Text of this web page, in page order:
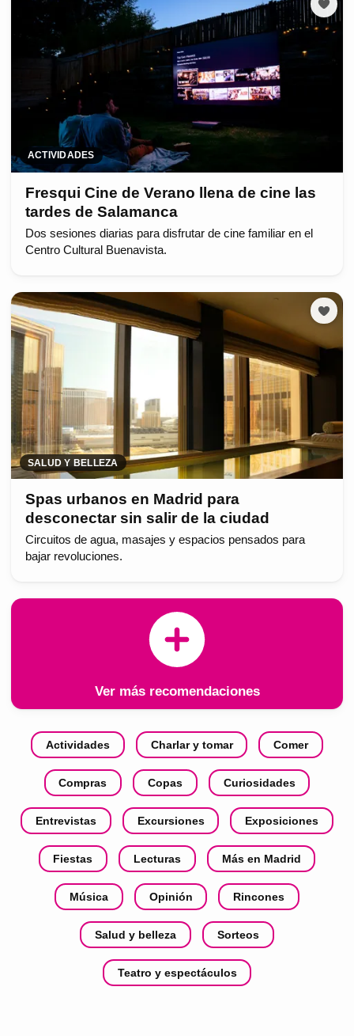
ACTIVIDADES
Fresqui Cine de Verano llena de cine las
tardes de Salamanca
Dos sesiones diarias para disfrutar de cine familiar en el
Centro Cultural Buenavista.
SALUD Y BELLEZA
Spas urbanos en Madrid para
desconectar sin salir de la ciudad
Circuitos de agua, masajes y espacios pensados para
bajar revoluciones.
Ver más recomendaciones
Actividades Charlar y tomar Comer
Compras Copas Curiosidades
Entrevistas Excursiones Exposiciones
Fiestas Lecturas Más en Madrid
Música Opinión Rincones
Salud y belleza Sorteos
Teatro y espectáculos